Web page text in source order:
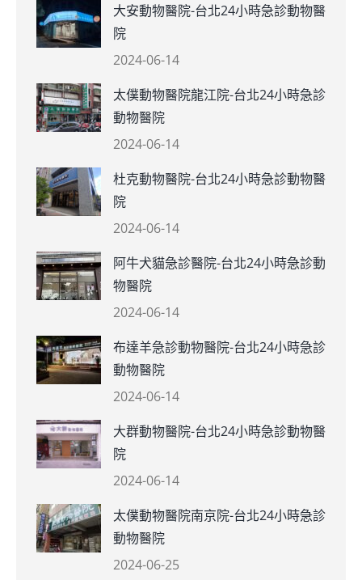
大安動物醫院-台北24小時急診動物醫
院
2024-06-14
太僕動物醫院龍江院-台北24小時急診
動物醫院
2024-06-14
杜克動物醫院-台北24小時急診動物醫
院
2024-06-14
阿牛犬貓急診醫院-台北24小時急診動
物醫院
2024-06-14
布達羊急診動物醫院-台北24小時急診
動物醫院
2024-06-14
大群動物醫院-台北24小時急診動物醫
院
2024-06-14
太僕動物醫院南京院-台北24小時急診
動物醫院
2024-06-25